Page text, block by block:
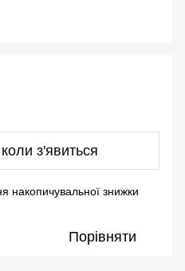
з'явиться
накопичувальної знижки
Порівняти